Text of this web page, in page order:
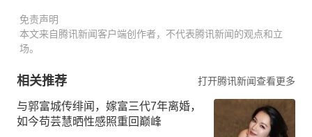
免责声明
本文来自腾讯新闻客户端创作者，不代表腾讯新闻的观点和立
场。
相关推荐 打开腾讯新闻查看更多
与郭富城传绯闻，嫁富三代7年离婚，
如今苟芸慧晒性感照重回巅峰